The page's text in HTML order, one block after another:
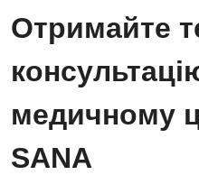
Енциклопедія
Відео
Діагностичне відділення
Інструментальна
Комп’ютерна томографія
Магнітно-резонансна
Відділення кардіосудинної
Відділення невідкладних
Відділення інтенсивної
Гінекологічне відділення
Отримайте
медичному
SANA